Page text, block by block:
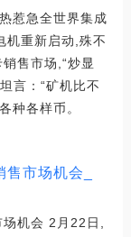
惹急全世界集成
机重新启动,殊不
售市场,“炒显
言：“矿机比不
种各样币。
市场机会_
场机会 2月22日,